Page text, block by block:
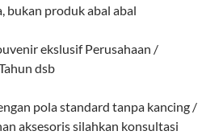
bukan produk abal abal
ekslusif Perusahaan /
dsb
pola standard tanpa kancing /
aksesoris silahkan konsultasi